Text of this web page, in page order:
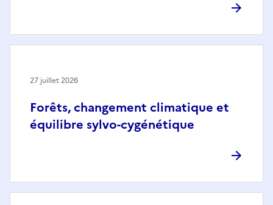
Forêts, changement climatique et
équilibre sylvo-cygénétique
27 juillet 2026